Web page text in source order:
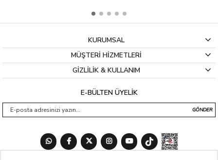
KURUMSAL
MÜŞTERİ HİZMETLERİ
GİZLİLİK & KULLANIM
E-BÜLTEN ÜYELİK
GÖNDER